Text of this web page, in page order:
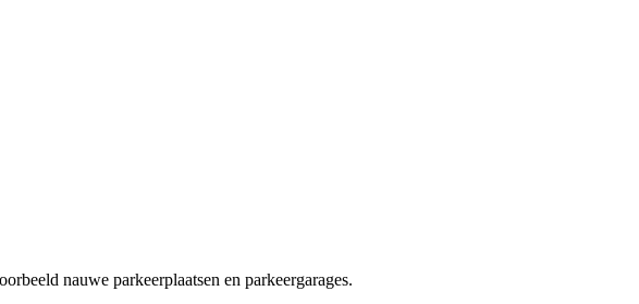
nauwe parkeerplaatsen en parkeergarages.